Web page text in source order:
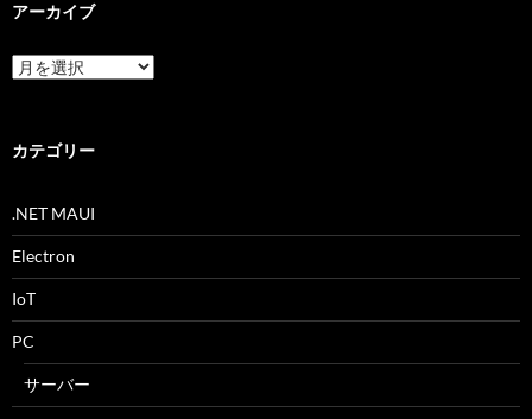
アーカイブ
ア
ー
ブ
カテゴリー
.NET MAUI
Electron
IoT
PC
サーバー